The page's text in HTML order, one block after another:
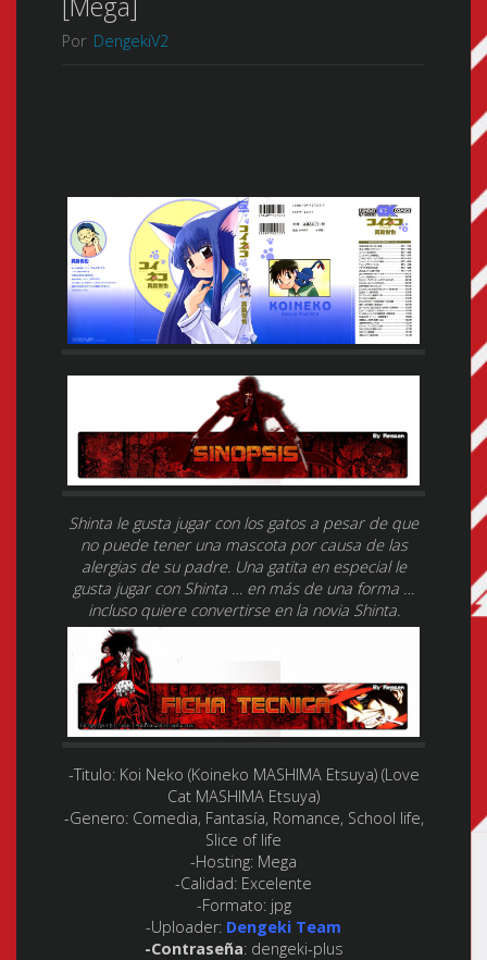
Por DengekiV2
Shinta le gusta jugar con los gatos a pesar de que
no puede tener una mascota por causa de las
alergias de su padre. Una gatita en especial le
gusta jugar con Shinta … en más de una forma …
incluso quiere convertirse en la novia Shinta.
-Titulo:Koi Neko (Koineko MASHIMA Etsuya) (Love
Cat MASHIMA Etsuya)
-Genero:Comedia, Fantasía, Romance, School life,
Slice of life
-Hosting: Mega
-Calidad: Excelente
-Formato:jpg
-Uploader: Dengeki Team
-Contraseña: dengeki-plus